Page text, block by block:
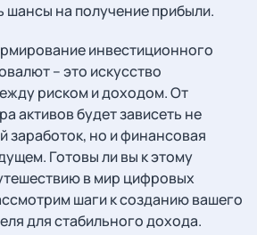
шансы на получение прибыли.
инвестиционного
– это искусство
риском и доходом. От
активов будет зависеть не
заработок, но и финансовая
Готовы ли вы к этому
в мир цифровых
шаги к созданию вашего
для стабильного дохода.